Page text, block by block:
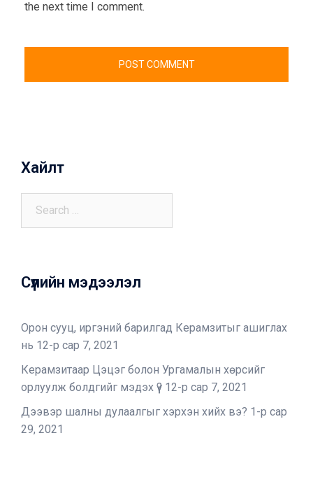
the next time I comment.
Хайлт
Сүүлийн мэдээлэл
Орон сууц, иргэний барилгад Керамзитыг ашиглах
нь 12-р сар 7, 2021
Керамзитаар Цэцэг болон Ургамалын хөрсийг
орлуулж болдгийг мэдэх үү? 12-р сар 7, 2021
Дээвэр шалны дулаалгыг хэрхэн хийх вэ? 1-р сар
29, 2021